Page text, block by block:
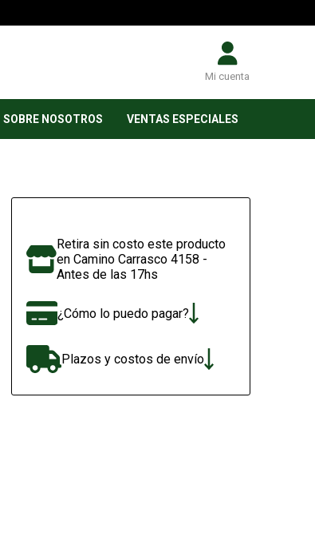
Mi cuenta
SOBRE NOSOTROS VENTAS ESPECIALES
Retira sin costo este producto
en Camino Carrasco 4158 -
Antes de las 17hs
¿Cómo lo puedo pagar?
Plazos y costos de envío